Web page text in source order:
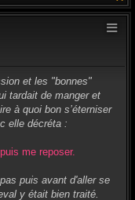
et les "bonnes"
tardait de manger et
à quoi bon s’éterniser
elle décréta :
me reposer.
puis avant d'aller se
y était bien traité.